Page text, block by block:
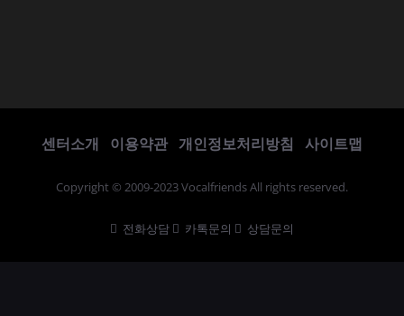
센터소개 이용약관 개인정보처리방침 사이트맵
Copyright © 2009-2023 Vocalfriends All rights reserved.
전화상담 카톡문의 상담문의